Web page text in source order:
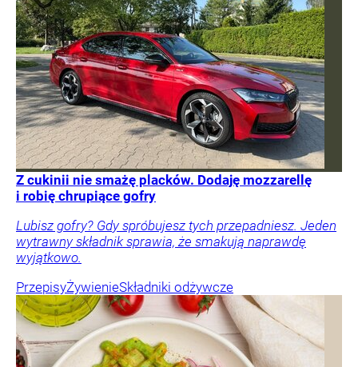
Z cukinii nie smażę placków. Dodaję mozzarellę
i robię chrupiące gofry
Lubisz gofry? Gdy spróbujesz tych przepadniesz. Jeden
wytrawny składnik sprawia, że smakują naprawdę
wyjątkowo.
PrzepisyŻywienieSkładniki odżywcze